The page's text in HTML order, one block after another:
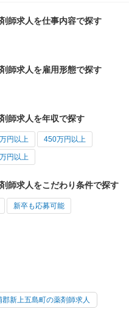
師求人を仕事内容で探す
師求人を雇用形態で探す
師求人を年収で探す
円以上 450万円以上
円以上
師求人をこだわり条件で探す
新卒も応募可能
新上五島町の薬剤師求人